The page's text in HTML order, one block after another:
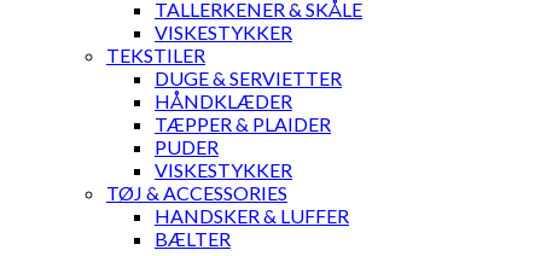
TALLERKENER & SKÅLE
VISKESTYKKER
TEKSTILER
DUGE & SERVIETTER
HÅNDKLÆDER
TÆPPER & PLAIDER
PUDER
VISKESTYKKER
TØJ & ACCESSORIES
HANDSKER & LUFFER
BÆLTER